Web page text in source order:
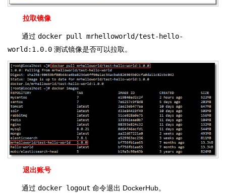
拉取镜像
通过 docker pull mrhelloworld/test-hello-
world:1.0.0 测试镜像是否可以拉取。
退出账号
通过 docker logout 命令退出 DockerHub。